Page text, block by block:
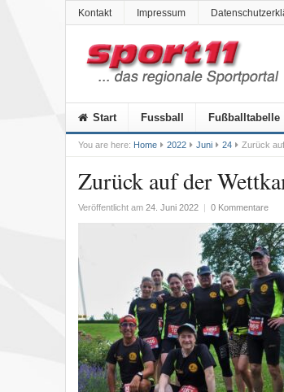
Kontakt Impressum
Start Fussball Fußballtabelle
You are here: Home 2022 Juni 24 Zurück
Zurück auf der
Veröffentlicht am 24. Juni 2022 | 0 Kommentare